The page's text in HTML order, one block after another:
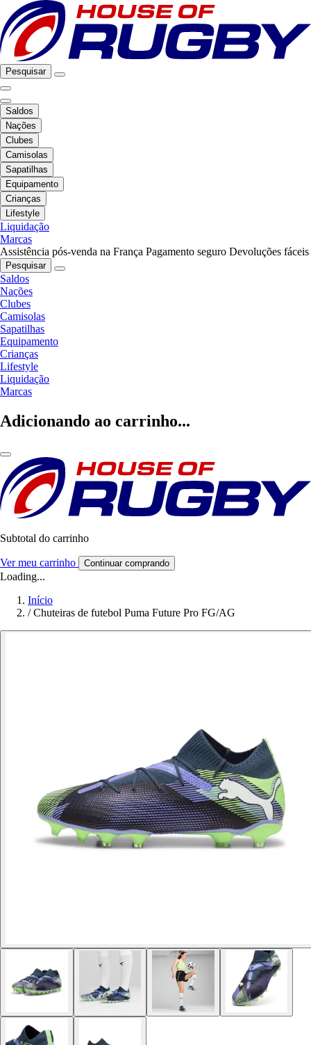
Pesquisar
Saldos
Nações
Clubes
Camisolas
Sapatilhas
Equipamento
Crianças
Lifestyle
Liquidação
Marcas
Assistência pós-venda na França Pagamento seguro Devoluções fáceis
Pesquisar
Saldos
Nações
Clubes
Camisolas
Sapatilhas
Equipamento
Crianças
Lifestyle
Liquidação
Marcas
Adicionando ao carrinho...
Subtotal do carrinho
Ver meu carrinho Continuar comprando
Loading...
Início
/ Chuteiras de futebol Puma Future Pro FG/AG